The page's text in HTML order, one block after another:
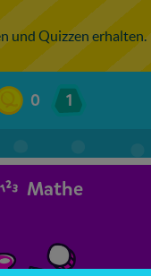
und Quizzen erhalten.
0 1
Mathe